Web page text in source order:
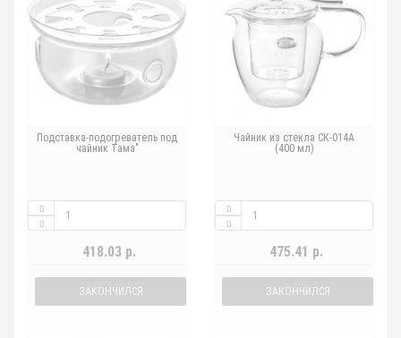
Подставка-подогреватель под
чайник Тама"
418.03 р.
ЗАКОНЧИЛСЯ
Чайник из стекла СК-014А
(400 мл)
475.41 р.
ЗАКОНЧИЛСЯ